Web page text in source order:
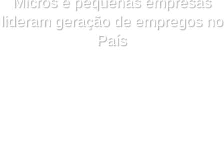
lideram geração de empregos no
País